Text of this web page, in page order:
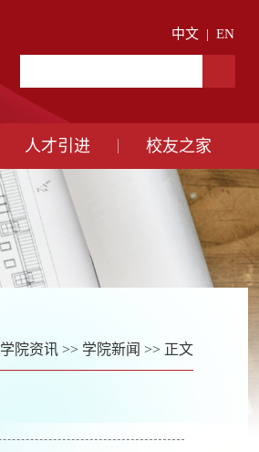
中文 | EN
人才引进 校友之家
学院资讯 >> 学院新闻 >> 正文